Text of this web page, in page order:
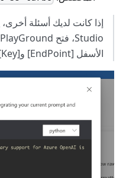
الأسفل [EndPoint] و[Key] النهائيين، كما يلي: